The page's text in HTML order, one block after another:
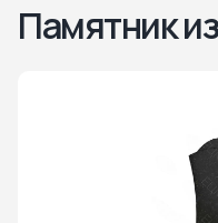
Памятник